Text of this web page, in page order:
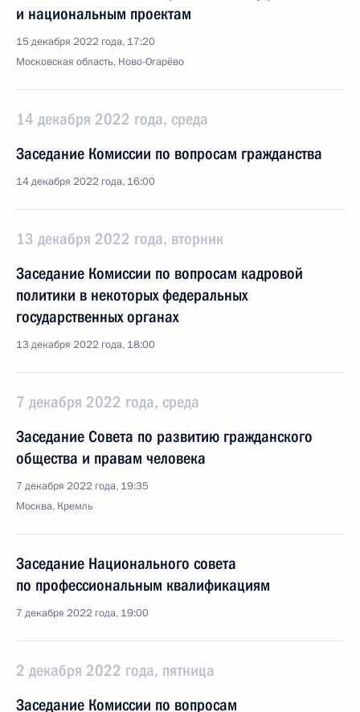
и национальным проектам
15 декабря 2022 года, 17:20
Московская область, Ново-Огарёво
14 декабря 2022 года, среда
Заседание Комиссии по вопросам гражданства
14 декабря 2022 года, 16:00
13 декабря 2022 года, вторник
Заседание Комиссии по вопросам кадровой
политики в некоторых федеральных
государственных органах
13 декабря 2022 года, 18:00
7 декабря 2022 года, среда
Заседание Совета по развитию гражданского
общества и правам человека
7 декабря 2022 года, 19:35
Москва, Кремль
Заседание Национального совета
по профессиональным квалификациям
7 декабря 2022 года, 19:00
2 декабря 2022 года, пятница
Заседание Комиссии по вопросам